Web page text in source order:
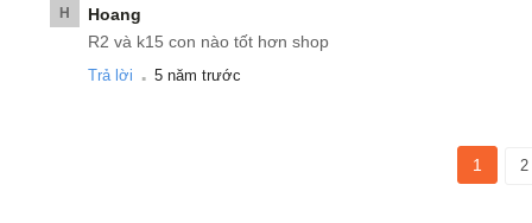
H
Hoang
R2 và k15 con nào tốt hơn shop
Trả lời . 5 năm trước
1 2